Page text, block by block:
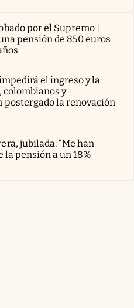
por el Supremo |
pensión de 850 euros
el ingreso y la
colombianos y
postergado la renovación
jubilada: “Me han
pensión a un 18%